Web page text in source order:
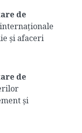
de
și afaceri
de
și